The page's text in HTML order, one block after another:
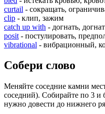
curtail - сокращать,
clip - клип, зажим
catch up with - догнать,
posit - постулировать,
vibrational - вибрационный,
Собери слово
Меняйте соседние камни
соседний). Собирайте по 3 и
нужно довести до нижнего